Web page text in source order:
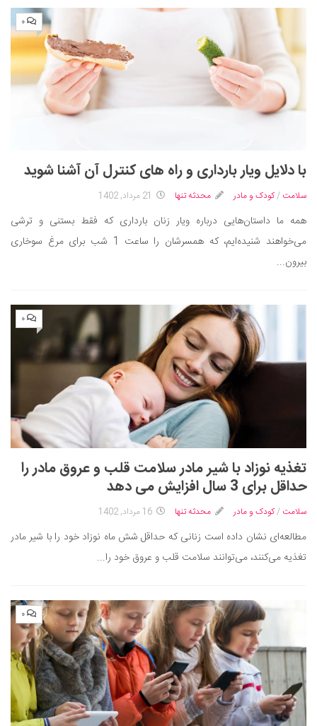
۰
با دلایل ویار بارداری و راه های کنترل آن آشنا شوید
سلامت /کودک و مادر محدثه تنها 21 مرداد, 1402
همه ما داستان‌هایی درباره ویار زنان بارداری که فقط بستنی و ترشی
می‌خواهند شنیده‌ایم، که همسرشان را ساعت 1 شب برای مرغ سوخاری
بیرون...
۰
تغذیه نوزاد با شیر مادر سلامت قلب و عروق مادر را
حداقل برای 3 سال افزایش می دهد
سلامت /کودک و مادر محدثه تنها 16 مرداد, 1402
مطالعه‌ای نشان داده است زنانی که حداقل شش ماه نوزاد خود را با شیر مادر
تغذیه می‌کنند، می‌توانند سلامت قلب و عروق خود را...
۰